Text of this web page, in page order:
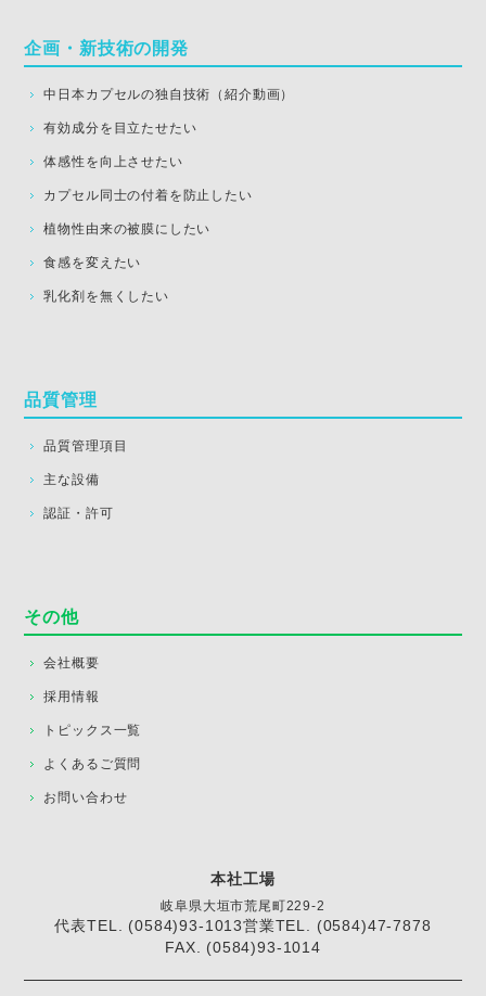
企画・新技術の開発
中日本カプセルの独自技術（紹介動画）
有効成分を目立たせたい
体感性を向上させたい
カプセル同士の付着を防止したい
植物性由来の被膜にしたい
食感を変えたい
乳化剤を無くしたい
品質管理
品質管理項目
主な設備
認証・許可
その他
会社概要
採用情報
トピックス一覧
よくあるご質問
お問い合わせ
本社工場
岐阜県大垣市荒尾町229-2
代表TEL. (0584)93-1013営業TEL. (0584)47-7878
FAX. (0584)93-1014